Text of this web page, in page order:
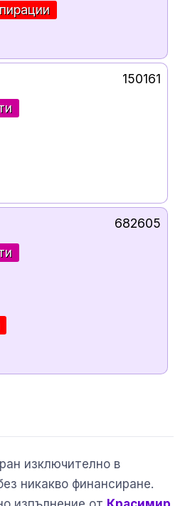
150161
682605
изключително в
никакво финансиране.